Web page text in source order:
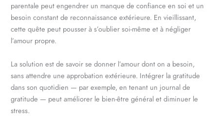
parentale peut engendrer un manque de confiance en soi et un
besoin constant de reconnaissance extérieure. En vieillissant,
cette quête peut pousser à s’oublier soi-même et à négliger
l’amour propre.
La solution est de savoir se donner l’amour dont on a besoin,
sans attendre une approbation extérieure. Intégrer la gratitude
dans son quotidien — par exemple, en tenant un journal de
gratitude — peut améliorer le bien-être général et diminuer le
stress.